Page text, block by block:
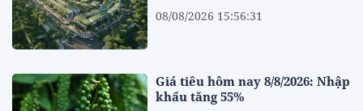
08/08/2026 15:56:31
Giá tiêu hôm nay 8/8/2026: Nhập
khẩu tăng 55%